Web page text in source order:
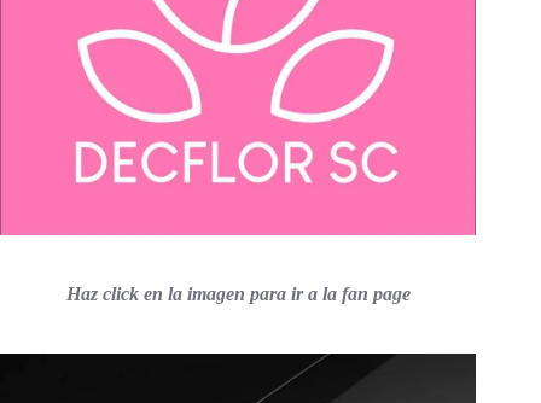
Haz click en la imagen para ir a la fan page